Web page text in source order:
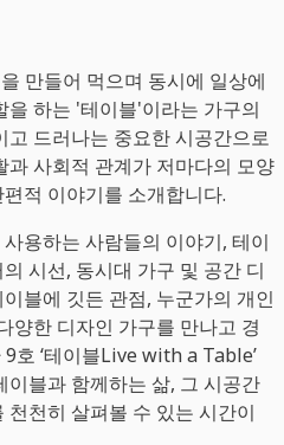
만들어 먹으며 동시에 일상에
을 하는 '테이블'이라는 가구의
드러나는 중요한 시공간으로
사회적 관계가 저마다의 모양
적 이야기를 소개합니다.
용하는 사람들의 이야기, 테이
시선, 동시대 가구 및 공간 디
블에 깃든 관점, 누군가의 개인
양한 디자인 가구를 만나고 경
호 ‘테이블Live with a Table’
블과 함께하는 삶, 그 시공간
천히 살펴볼 수 있는 시간이